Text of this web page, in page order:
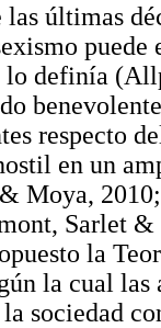
últimas
lo definía
respecto
en un
Moya,
Sarlet
la
la cual
sociedad